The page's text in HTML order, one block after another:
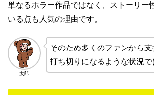
単なるホラー作品ではなく、ストーリー
いる点も人気の理由です。
太郎
そのため多くのファンから支
打ち切りになるような状況で